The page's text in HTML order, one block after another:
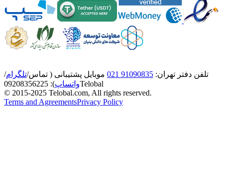
تلفن دفتر تهران: 91090835 021 موبایل پشتیبانی ( تماس/تلگرام/
واتساپ):
09208356225
Telobal
© 2015-2025 Telobal.com, All rights reserved.
Terms and AgreementsPrivacy Policy